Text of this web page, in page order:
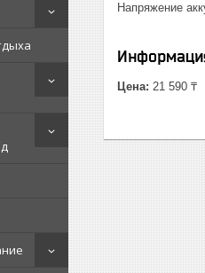
Цена: 21 590 ₸